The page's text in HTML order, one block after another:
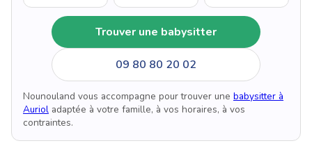
Trouver une babysitter
09 80 80 20 02
Nounouland vous accompagne pour trouver une babysitter à
Auriol adaptée à votre famille, à vos horaires, à vos
contraintes.